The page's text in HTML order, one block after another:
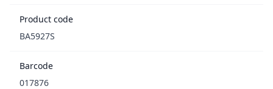
Product code
BA5927S
Barcode
017876